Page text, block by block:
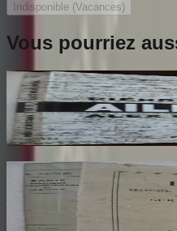
Indisponible (Vacances)
Vous pourriez
Ailleurs
RESTANY Pierre
65€
Dante Hérétique et
Socialiste
AROUX